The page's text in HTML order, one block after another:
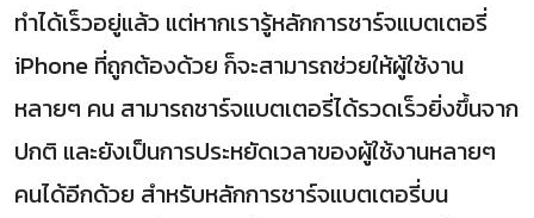
ทำได้เร็วอยู่แล้ว แต่หากเรารู้หลักการชาร์จแบตเตอรี่
iPhone ที่ถูกต้องด้วย ก็จะสามารถช่วยให้ผู้ใช้งาน
หลายๆ คน สามารถชาร์จแบตเตอรี่ได้รวดเร็วยิ่งขึ้นจาก
ปกติ และยังเป็นการประหยัดเวลาของผู้ใช้งานหลายๆ
คนได้อีกด้วย สำหรับหลักการชาร์จแบตเตอรี่บน